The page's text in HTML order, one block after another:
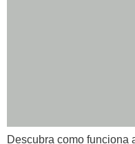
Descubra como funciona